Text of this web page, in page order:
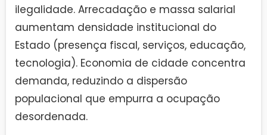
ilegalidade. Arrecadação e massa salarial
aumentam densidade institucional do
Estado (presença fiscal, serviços, educação,
tecnologia). Economia de cidade concentra
demanda, reduzindo a dispersão
populacional que empurra a ocupação
desordenada.